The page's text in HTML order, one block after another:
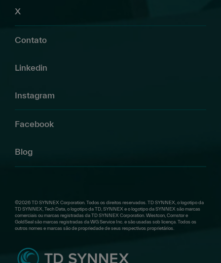
X
Contato
Linkedin
Instagram
Facebook
Blog
©2026 TD SYNNEX Corporation. Todos os direitos reservados. TD SYNNEX, o logotipo da
TD SYNNEX, Tech Data, o logotipo da TD, SYNNEX e o logotipo da SYNNEX são marcas
comerciais ou marcas registradas da TD SYNNEX Corporation. Westcon, Comstor e
GoldSeal são marcas registradas da WG Service Inc. e são usadas sob licença. Todos os
outros nomes e marcas são de propriedade de seus respectivos proprietários.